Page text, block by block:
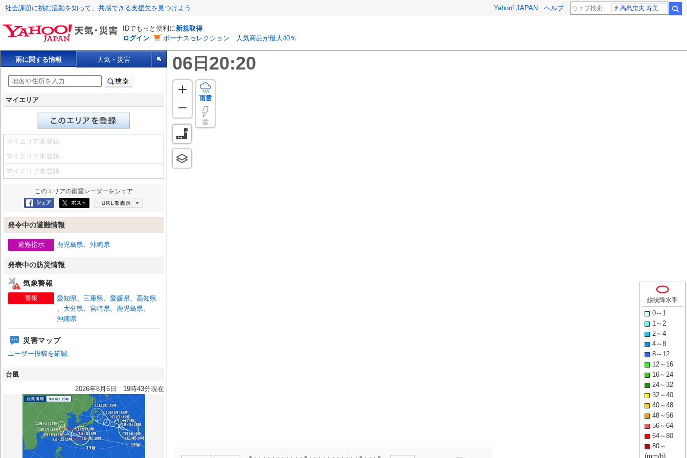
社会課題に挑む活動を知って、共感できる支援先を見つけよう Yahoo! JAPAN ヘルプ 高島忠夫 寿美花代さん死去
IDでもっと便利に新規取得
ログイン
ボーナスセレクション 人気商品が最大40％
雨に関する情報 天気・災害
マイエリア
マイエリア未登録
マイエリア未登録
マイエリア未登録
このエリアの雨雲レーダーをシェア
Facebookにシェア
ポスト
発令中の避難情報
避難指示 鹿児島県、 沖縄県
発表中の防災情報
気象警報
警報 愛知県、 三重県、 愛媛県、 高知県
、 大分県、 宮崎県、 鹿児島県、
沖縄県
災害マップ
ユーザー投稿を確認
台風
2026年8月6日 19時43分現在
雨雲
雷
06 日 20:20
線状降水帯
0～1
1～2
2～4
4～8
8～12
12～16
16～24
24～32
32～40
40～48
48～56
56～64
64～80
80～
(mm/h)